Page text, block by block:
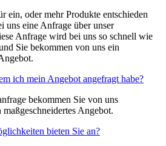
ein, oder mehr Produkte entschieden
uns eine Anfrage über unser
Anfrage wird bei uns so schnell wie
Sie bekommen von uns ein
ich mein Angebot angefragt habe?
bekommen Sie von uns
Angebot.
bieten Sie an?